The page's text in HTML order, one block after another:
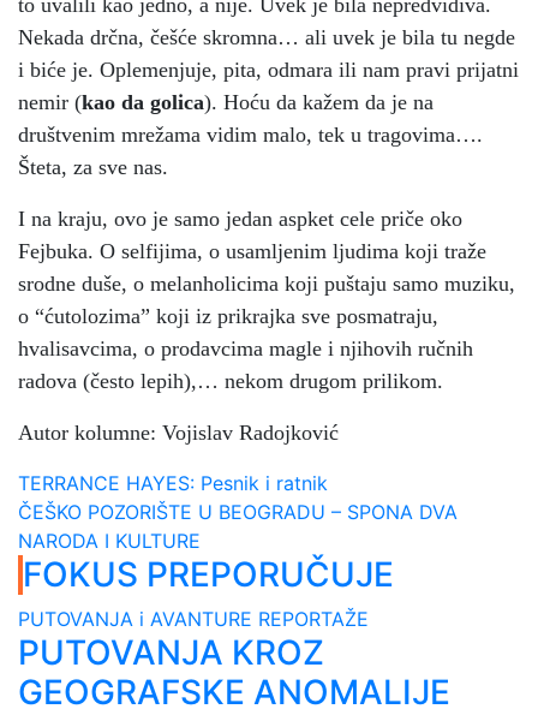
to uvalili kao jedno, a nije. Uvek je bila nepredvidiva.
Nekada drčna, češće skromna… ali uvek je bila tu negde
i biće je. Oplemenjuje, pita, odmara ili nam pravi prijatni
nemir (kao da golica). Hoću da kažem da je na
društvenim mrežama vidim malo, tek u tragovima….
Šteta, za sve nas.
I na kraju, ovo je samo jedan aspket cele priče oko
Fejbuka. O selfijima, o usamljenim ljudima koji traže
srodne duše, o melanholicima koji puštaju samo muziku,
o “ćutolozima” koji iz prikrajka sve posmatraju,
hvalisavcima, o prodavcima magle i njihovih ručnih
radova (često lepih),… nekom drugom prilikom.
Autor kolumne: Vojislav Radojković
Navigacija
članaka
TERRANCE HAYES: Pesnik i ratnik
ČEŠKO POZORIŠTE U BEOGRADU – SPONA DVA
NARODA I KULTURE
FOKUS PREPORUČUJE
PUTOVANJA i AVANTURE REPORTAŽE
PUTOVANJA KROZ
GEOGRAFSKE ANOMALIJE